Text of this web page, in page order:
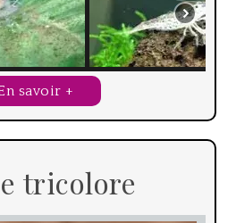
savoir +
tricolore